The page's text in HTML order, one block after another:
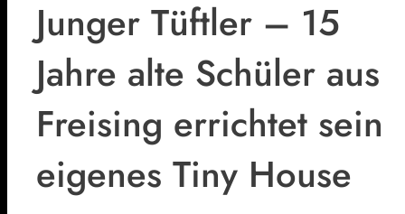
Junger Tüftler – 15
Jahre alte Schüler aus
Freising errichtet sein
eigenes Tiny House